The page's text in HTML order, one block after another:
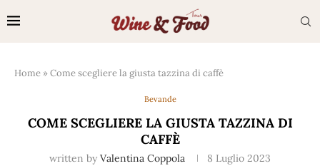
Home »Come scegliere la giusta tazzina di caffè
Bevande
COME SCEGLIERE LA GIUSTA TAZZINA DI
CAFFÈ
written by Valentina Coppola 8 Luglio 2023